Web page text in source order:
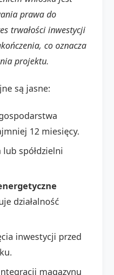
prawa do
trwałości inwestycji
co oznacza
projektu.
są jasne:
12 miesięcy.
spółdzielni
działalność
inwestycji przed
magazynu